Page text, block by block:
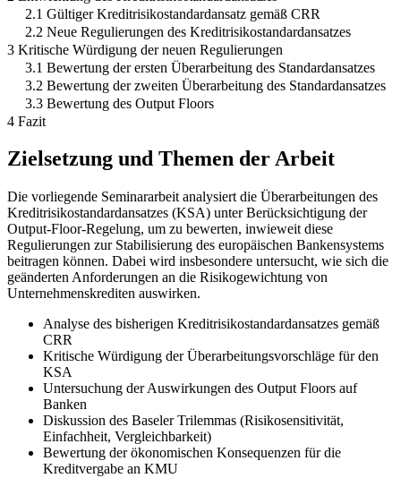
2.1 Gültiger Kreditrisikostandardansatz gemäß CRR
2.2 Neue Regulierungen des Kreditrisikostandardansatzes
3 Kritische Würdigung der neuen Regulierungen
3.1 Bewertung der ersten Überarbeitung des Standardansatzes
3.2 Bewertung der zweiten Überarbeitung des Standardansatzes
3.3 Bewertung des Output Floors
4 Fazit
Zielsetzung und Themen der Arbeit
Die vorliegende Seminararbeit analysiert die Überarbeitungen des
Kreditrisikostandardansatzes (KSA) unter Berücksichtigung der
Output-Floor-Regelung, um zu bewerten, inwieweit diese
Regulierungen zur Stabilisierung des europäischen Bankensystems
beitragen können. Dabei wird insbesondere untersucht, wie sich die
geänderten Anforderungen an die Risikogewichtung von
Unternehmenskrediten auswirken.
Analyse des bisherigen Kreditrisikostandardansatzes gemäß
CRR
Kritische Würdigung der Überarbeitungsvorschläge für den
KSA
Untersuchung der Auswirkungen des Output Floors auf
Banken
Diskussion des Baseler Trilemmas (Risikosensitivität,
Einfachheit, Vergleichbarkeit)
Bewertung der ökonomischen Konsequenzen für die
Kreditvergabe an KMU